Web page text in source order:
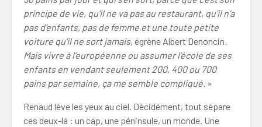
principe de vie, qu’il ne va pas au restaurant, qu’il n’a
pas d’enfants, pas de femme et une toute petite
voiture qu’il ne sort jamais,égrène Albert Denoncin.
Mais vivre à l’européenne ou assumer l’école de ses
enfants en vendant seulement 200, 400 ou 700
pains par semaine, ça me semble compliqué. »
Renaud lève les yeux au ciel. Décidément, tout sépare
ces deux-là : un cap, une péninsule, un monde. Une